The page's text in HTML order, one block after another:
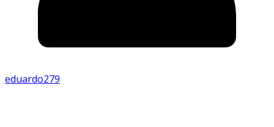
eduardo279